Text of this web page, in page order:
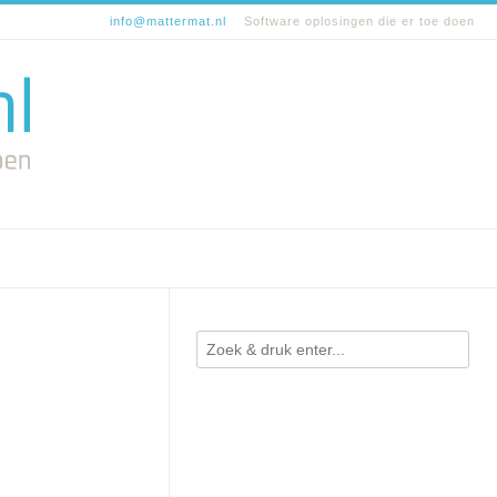
info@mattermat.nl Software oplosingen die er toe doen